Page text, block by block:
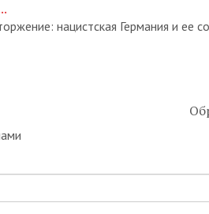
нацистская Германия и ее